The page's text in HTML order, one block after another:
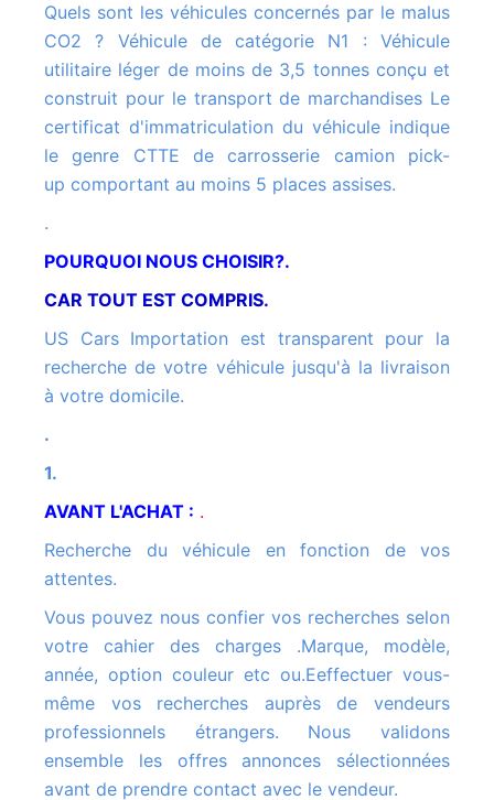
Quels sont les véhicules concernés par le malus
CO2 ? Véhicule de catégorie N1 : Véhicule
utilitaire léger de moins de 3,5 tonnes conçu et
construit pour le transport de marchandises Le
certificat d'immatriculation du véhicule indique
le genre CTTE de carrosserie camion pick-
up comportant au moins 5 places assises.
.
POURQUOI NOUS CHOISIR?.
CAR TOUT EST COMPRIS.
US Cars Importation est transparent pour la
recherche de votre véhicule jusqu'à la livraison
à votre domicile.
.
1.
AVANT L'ACHAT : .
Recherche du véhicule en fonction de vos
attentes.
Vous pouvez nous confier vos recherches selon
votre cahier des charges .Marque, modèle,
année, option couleur etc ou.Eeffectuer vous-
même vos recherches auprès de vendeurs
professionnels étrangers. Nous validons
ensemble les offres annonces sélectionnées
avant de prendre contact avec le vendeur.